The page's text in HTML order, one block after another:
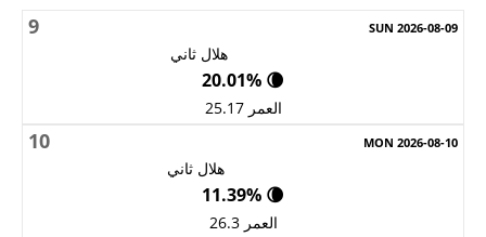
9
هلال ثاني
🌘 20.01%
العمر 25.17
10
هلال ثاني
🌘 11.39%
العمر 26.3